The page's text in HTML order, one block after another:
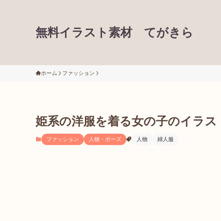
無料イラスト素材 てがきら
ホーム ファッション
姫系の洋服を着る女の子のイラス
ファッション 人物・ポーズ 人物 婦人服